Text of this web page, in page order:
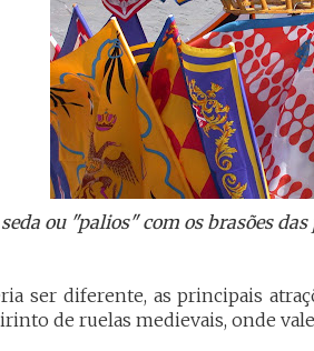
ou "palios" com os brasões
ser diferente, as principais
de ruelas medievais, onde